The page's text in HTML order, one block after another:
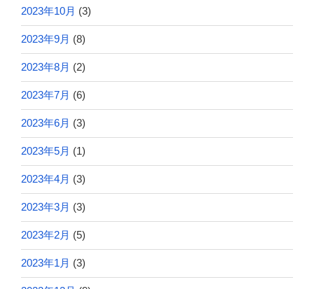
2023年10月 (3)
2023年9月 (8)
2023年8月 (2)
2023年7月 (6)
2023年6月 (3)
2023年5月 (1)
2023年4月 (3)
2023年3月 (3)
2023年2月 (5)
2023年1月 (3)